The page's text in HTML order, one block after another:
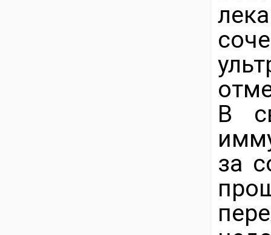
В
за